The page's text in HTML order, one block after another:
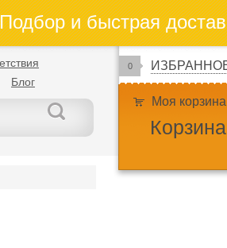
и быстрая
Блог
0
Моя корзина